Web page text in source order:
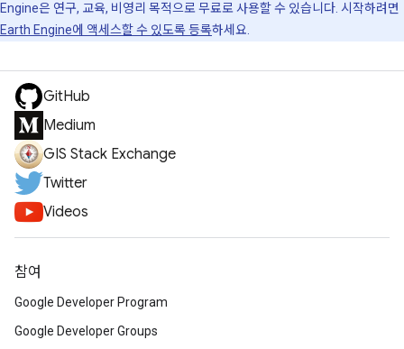
Engine은 연구, 교육, 비영리 목적으로 무료로 사용할 수 있습니다. 시작하려면
Earth Engine에 액세스할 수 있도록 등록하세요.
GitHub
Medium
GIS Stack Exchange
Twitter
Videos
참여
Google Developer Program
Google Developer Groups